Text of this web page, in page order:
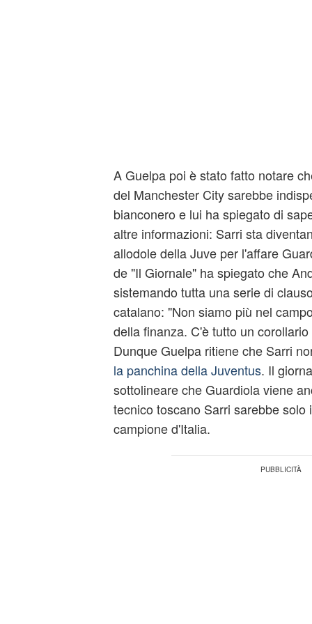
A Guelpa poi è stato fatto notare
del Manchester City sarebbe
bianconero e lui ha spiegato di
altre informazioni: Sarri sta
allodole della Juve per l'affare
de "Il Giornale" ha spiegato che
sistemando tutta una serie di
catalano: "Non siamo più nel
della finanza. C'è tutto un
Dunque Guelpa ritiene che Sarri
la panchina della Juventus. Il
sottolineare che Guardiola viene
tecnico toscano Sarri sarebbe solo
campione d'Italia.